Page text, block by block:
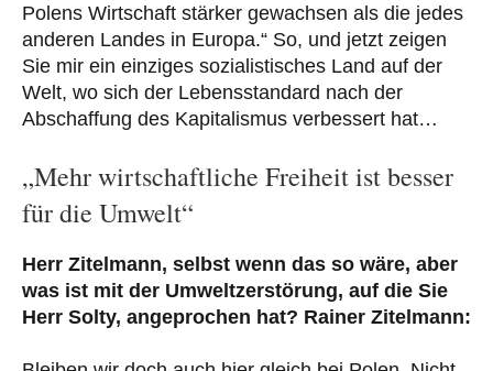
Polens Wirtschaft stärker gewachsen als die jedes
anderen Landes in Europa.“ So, und jetzt zeigen
Sie mir ein einziges sozialistisches Land auf der
Welt, wo sich der Lebensstandard nach der
Abschaffung des Kapitalismus verbessert hat…
„Mehr wirtschaftliche Freiheit ist besser
für die Umwelt“
Herr Zitelmann, selbst wenn das so wäre, aber
was ist mit der Umweltzerstörung, auf die Sie
Herr Solty, angeprochen hat? Rainer Zitelmann: